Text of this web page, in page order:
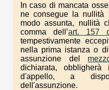
In caso di mancata
ne consegue la nullità
modo assunta, nullità
comma dell’art. 157
tempestivamente
nella prima istanza o
assunzione del
dichiarata,
d'appello, a
dell'assunzione.